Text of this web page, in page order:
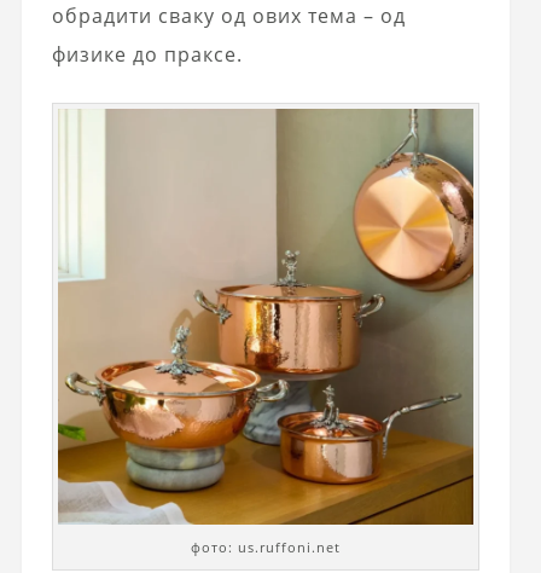
обрадити сваку од ових тема – од
физике до праксе.
фото: us.ruffoni.net